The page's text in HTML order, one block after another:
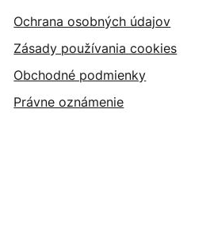
Ochrana osobných údajov
Zásady používania cookies
Obchodné podmienky
Právne oznámenie